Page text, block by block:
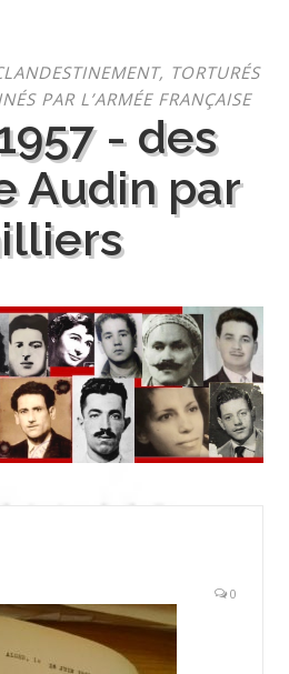
TORTURÉS
PAR L’ARMÉE FRANÇAISE
- des
Audin par
0